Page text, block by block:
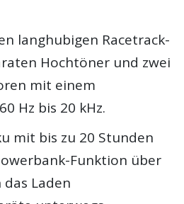
langhubigen Racetrack-
Hochtöner und zwei
mit einem
Hz bis 20 kHz.
mit bis zu 20 Stunden
Funktion über
das Laden